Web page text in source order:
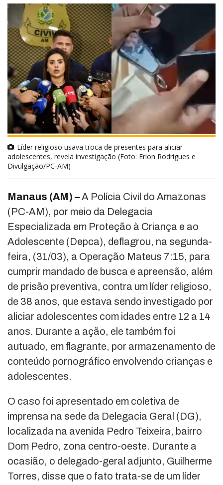
Líder religioso usava troca de presentes para aliciar
adolescentes, revela investigação (Foto: Erlon Rodrigues e
Divulgação/PC-AM)
Manaus (AM) –A Polícia Civil do Amazonas
(PC-AM), por meio da Delegacia
Especializada em Proteção à Criança e ao
Adolescente (Depca), deflagrou, na segunda-
feira, (31/03), a Operação Mateus 7:15, para
cumprir mandado de busca e apreensão, além
de prisão preventiva, contra um líder religioso,
de 38 anos, que estava sendo investigado por
aliciar adolescentes com idades entre 12 a 14
anos. Durante a ação, ele também foi
autuado, em flagrante, por armazenamento de
conteúdo pornográfico envolvendo crianças e
adolescentes.
O caso foi apresentado em coletiva de
imprensa na sede da Delegacia Geral (DG),
localizada na avenida Pedro Teixeira, bairro
Dom Pedro, zona centro-oeste. Durante a
ocasião, o delegado-geral adjunto, Guilherme
Torres, disse que o fato trata-se de um líder